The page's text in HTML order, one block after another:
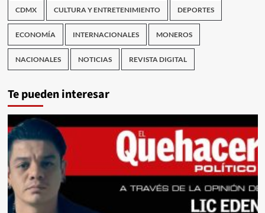
CDMX CULTURA Y ENTRETENIMIENTO DEPORTES
ECONOMÍA INTERNACIONALES MONEROS
NACIONALES NOTICIAS REVISTA DIGITAL
Te pueden interesar